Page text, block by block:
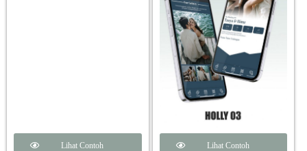
Lihat Contoh Lihat Contoh